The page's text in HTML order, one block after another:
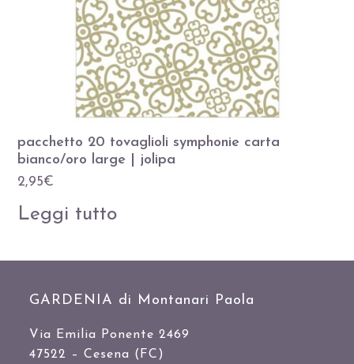
pacchetto 20 tovaglioli symphonie carta
bianco/oro large | jolipa
2,95€
Leggi tutto
GARDENIA di Montanari Paola
Via Emilia Ponente 2469
47522 – Cesena (FC)